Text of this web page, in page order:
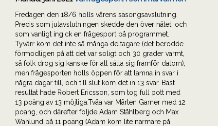
Fredagen den 18/6 hölls vårens säsongsavslutning.
Precis som julavslutningen skedde den över nätet, och
som vanligt ingick en frågesport på programmet.
Tyvärr kom det inte så många deltagare (det berodde
förmodligen på att det var soligt och 30 grader varmt,
så folk drog sig kanske för att sätta sig framför datorn),
men frågesporten hölls öppen för att lämna in svar i
några dagar till, och till slut kom det in 13 svar. Bäst
resultat hade Robert Ericsson, som tog full pott med
13 poäng av 13 möjliga.Tvåa var Mårten Garner med 12
poäng, och därefter följde Adam Ståhlberg och Max
Wahlund på 11 poäng (Adam kom lite närmare på